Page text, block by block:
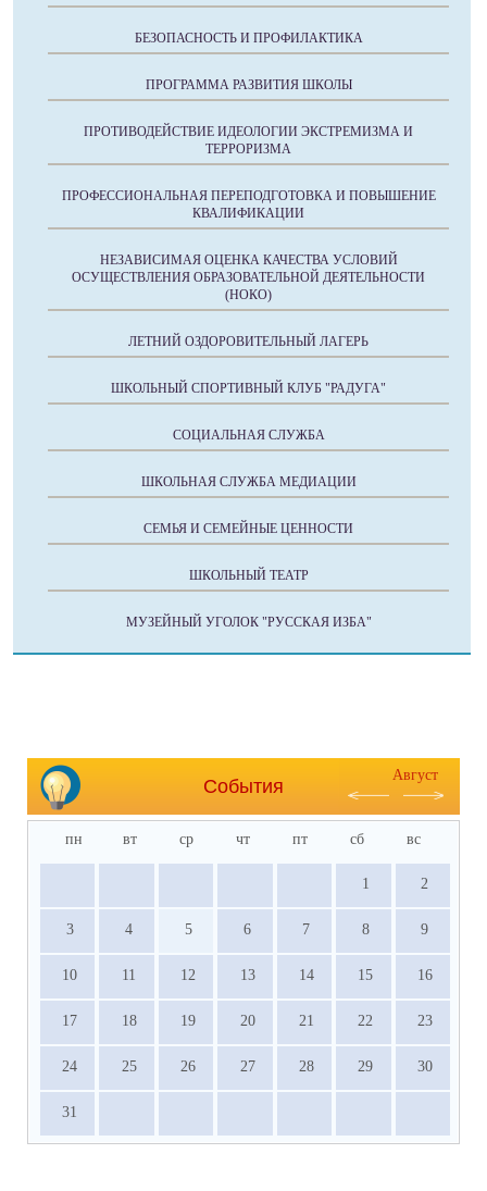
БЕЗОПАСНОСТЬ И ПРОФИЛАКТИКА
ПРОГРАММА РАЗВИТИЯ ШКОЛЫ
ПРОТИВОДЕЙСТВИЕ ИДЕОЛОГИИ ЭКСТРЕМИЗМА И
ТЕРРОРИЗМА
ПРОФЕССИОНАЛЬНАЯ ПЕРЕПОДГОТОВКА И ПОВЫШЕНИЕ
КВАЛИФИКАЦИИ
НЕЗАВИСИМАЯ ОЦЕНКА КАЧЕСТВА УСЛОВИЙ
ОСУЩЕСТВЛЕНИЯ ОБРАЗОВАТЕЛЬНОЙ ДЕЯТЕЛЬНОСТИ
(НОКО)
ЛЕТНИЙ ОЗДОРОВИТЕЛЬНЫЙ ЛАГЕРЬ
ШКОЛЬНЫЙ СПОРТИВНЫЙ КЛУБ "РАДУГА"
СОЦИАЛЬНАЯ СЛУЖБА
ШКОЛЬНАЯ СЛУЖБА МЕДИАЦИИ
СЕМЬЯ И СЕМЕЙНЫЕ ЦЕННОСТИ
ШКОЛЬНЫЙ ТЕАТР
МУЗЕЙНЫЙ УГОЛОК "РУССКАЯ ИЗБА"
События
Август
пн вт ср чт пт сб вс
1 2
3 4 5 6 7 8 9
10 11 12 13 14 15 16
17 18 19 20 21 22 23
24 25 26 27 28 29 30
31